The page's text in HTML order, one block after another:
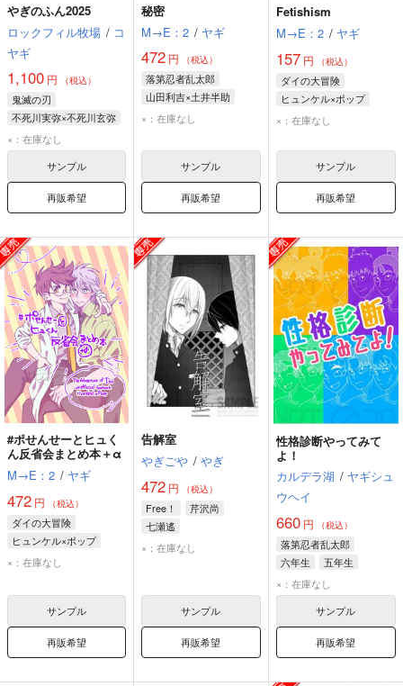
やぎのふん2025
ロックフィル牧場 / コ
ヤギ
1,100 円 （税込）
鬼滅の刃
不死川実弥×不死川玄弥
不死川実弥
不死川玄弥
×：在庫なし
サンプル
再販希望
秘密
M→E：2 / ヤギ
472 円 （税込）
落第忍者乱太郎
山田利吉×土井半助
×：在庫なし
サンプル
再販希望
Fetishism
M→E：2 / ヤギ
157円 （税込）
ダイの大冒険
ヒュンケル×ポップ
ポップ
ヒュンケル
×：在庫なし
サンプル
再販希望
#ポせんせーとヒュく
ん反省会まとめ本＋α
M→E：2 / ヤギ
472 円 （税込）
ダイの大冒険
ヒュンケル×ポップ
ポップ
ヒュンケル
×：在庫なし
サンプル
再販希望
告解室
やぎごや / やぎ
472 円 （税込）
Free！
芹沢尚
七瀬遙
×：在庫なし
サンプル
再販希望
性格診断やってみて
よ！
カルデラ湖 / ヤギシュ
ウヘイ
660円 （税込）
落第忍者乱太郎
六年生
五年生
善法寺伊作
×：在庫なし
サンプル
再販希望